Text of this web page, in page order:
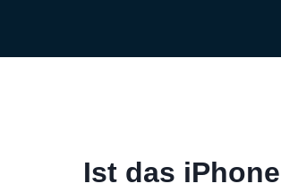
springen
Ist das